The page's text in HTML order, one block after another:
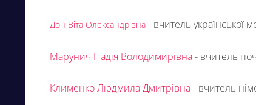
Дон Віта Олександрівна - вчитель української
Марунич Надія Володимирівна- вчитель
Клименко Людмила Дмитрівна- вчитель